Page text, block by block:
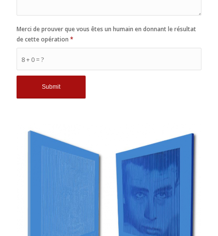
8 + 0 = ?
Merci de prouver que vous êtes un humain en donnant le résultat
de cette opération *